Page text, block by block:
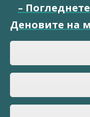
–
Деновите на